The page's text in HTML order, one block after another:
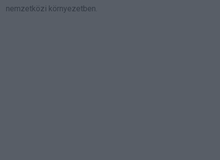
nemzetközi környezetben.